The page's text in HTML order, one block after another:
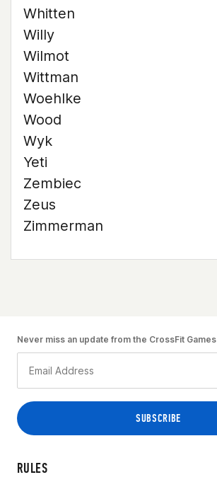
Whitten
Willy
Wilmot
Wittman
Woehlke
Wood
Wyk
Yeti
Zembiec
Zeus
Zimmerman
RULES
Never miss an update from the CrossFit Games